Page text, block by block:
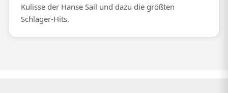
Kulisse der Hanse Sail und dazu die größten
Schlager-Hits.